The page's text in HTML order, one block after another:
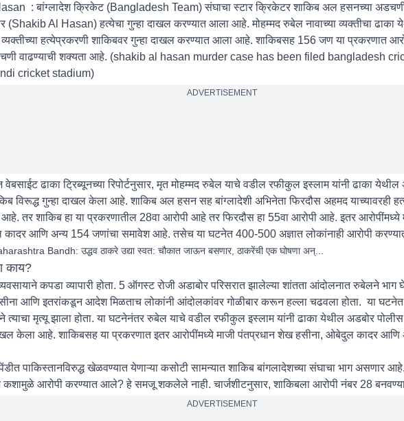
: बांग्लादेश क्रिकेट (Bangladesh Team) संघाचा स्टार क्रिकेटर शाकिब अल हसनच्या अडचणी
(Shakib Al Hasan) हत्येचा गुन्हा दाखल करण्यात आला आहे. मोहम्मद रुबेल नावाच्या व्यक्तीचा ढाका
व्यक्तीच्या हत्येप्रकरणी शाकिबवर गुन्हा दाखल करण्यात आला आहे. शाकिबसह 156 जण या प्रकरणात
वाढण्याची शक्यता आहे. (shakib al hasan murder case has been filed bangladesh
cricket stadium)
ADVERTISEMENT
वेबसाईट ढाका ट्रिब्यूनच्या रिपोर्टनुसार, मृत मोहम्मद रुबेल याचे वडील रफीकुल इस्लाम यांनी ढाका येथील
विरूद्ध गुन्हा दाखल केला आहे. शाकिब अल हसन सह बांग्लादेशी अभिनेता फिरदौस अहमद याच्यावरही
तर शाकिब हा या प्रकरणातील 28वा आरोपी आहे तर फिरदौस हा 55वा आरोपी आहे. इतर आरोपींमध्ये
कादर आणि अन्य 154 जणांचा समावेश आहे. तसेच या घटनेत 400-500 अज्ञात लोकांनाही आरोपी
Bandh: उद्धव ठाकरे उद्या स्वत: चौकात जाऊन बसणार, ठाकरेंची एक घोषणा अन्...
काय?
कपडा व्यापारी होता. 5 ऑगस्ट रोजी अडाबोर परिसरात झालेल्या शांतता आंदोलनात रुबेलने भाग
आणि इतरांकडून आदेश मिळताच लोकांनी आंदोलकांवर गोळीबार करून हल्ला चढवला होता. या घटनेत
त्याचा मृत्यू झाला होता. या घटनेनंतर रुबेल याचे वडील रफीकुल इस्लाम यांनी ढाका येथील अडबोर
केला आहे. शाकिबसह या प्रकरणात इतर आरोपींमध्ये माजी पंतप्रधान शेख हसीना, ओबेदुल कादर
पाकिस्तानविरुद्ध खेळवण्यात येणाऱ्या कसोटी सामन्यात शाकिब बांगलादेशच्या संघाचा भाग असणार
कशामुळे आरोपी करण्यात आले? हे समजू शकलेले नाही. चार्जशीटनुसार, शाकिबला आरोपी नंबर 28
ADVERTISEMENT